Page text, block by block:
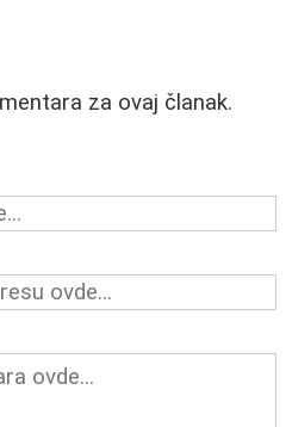
za ovaj članak.